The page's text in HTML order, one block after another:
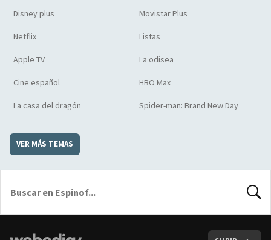
Disney plus Movistar Plus
Netflix Listas
Apple TV La odisea
Cine español HBO Max
La casa del dragón Spider-man: Brand New Day
VER MÁS TEMAS